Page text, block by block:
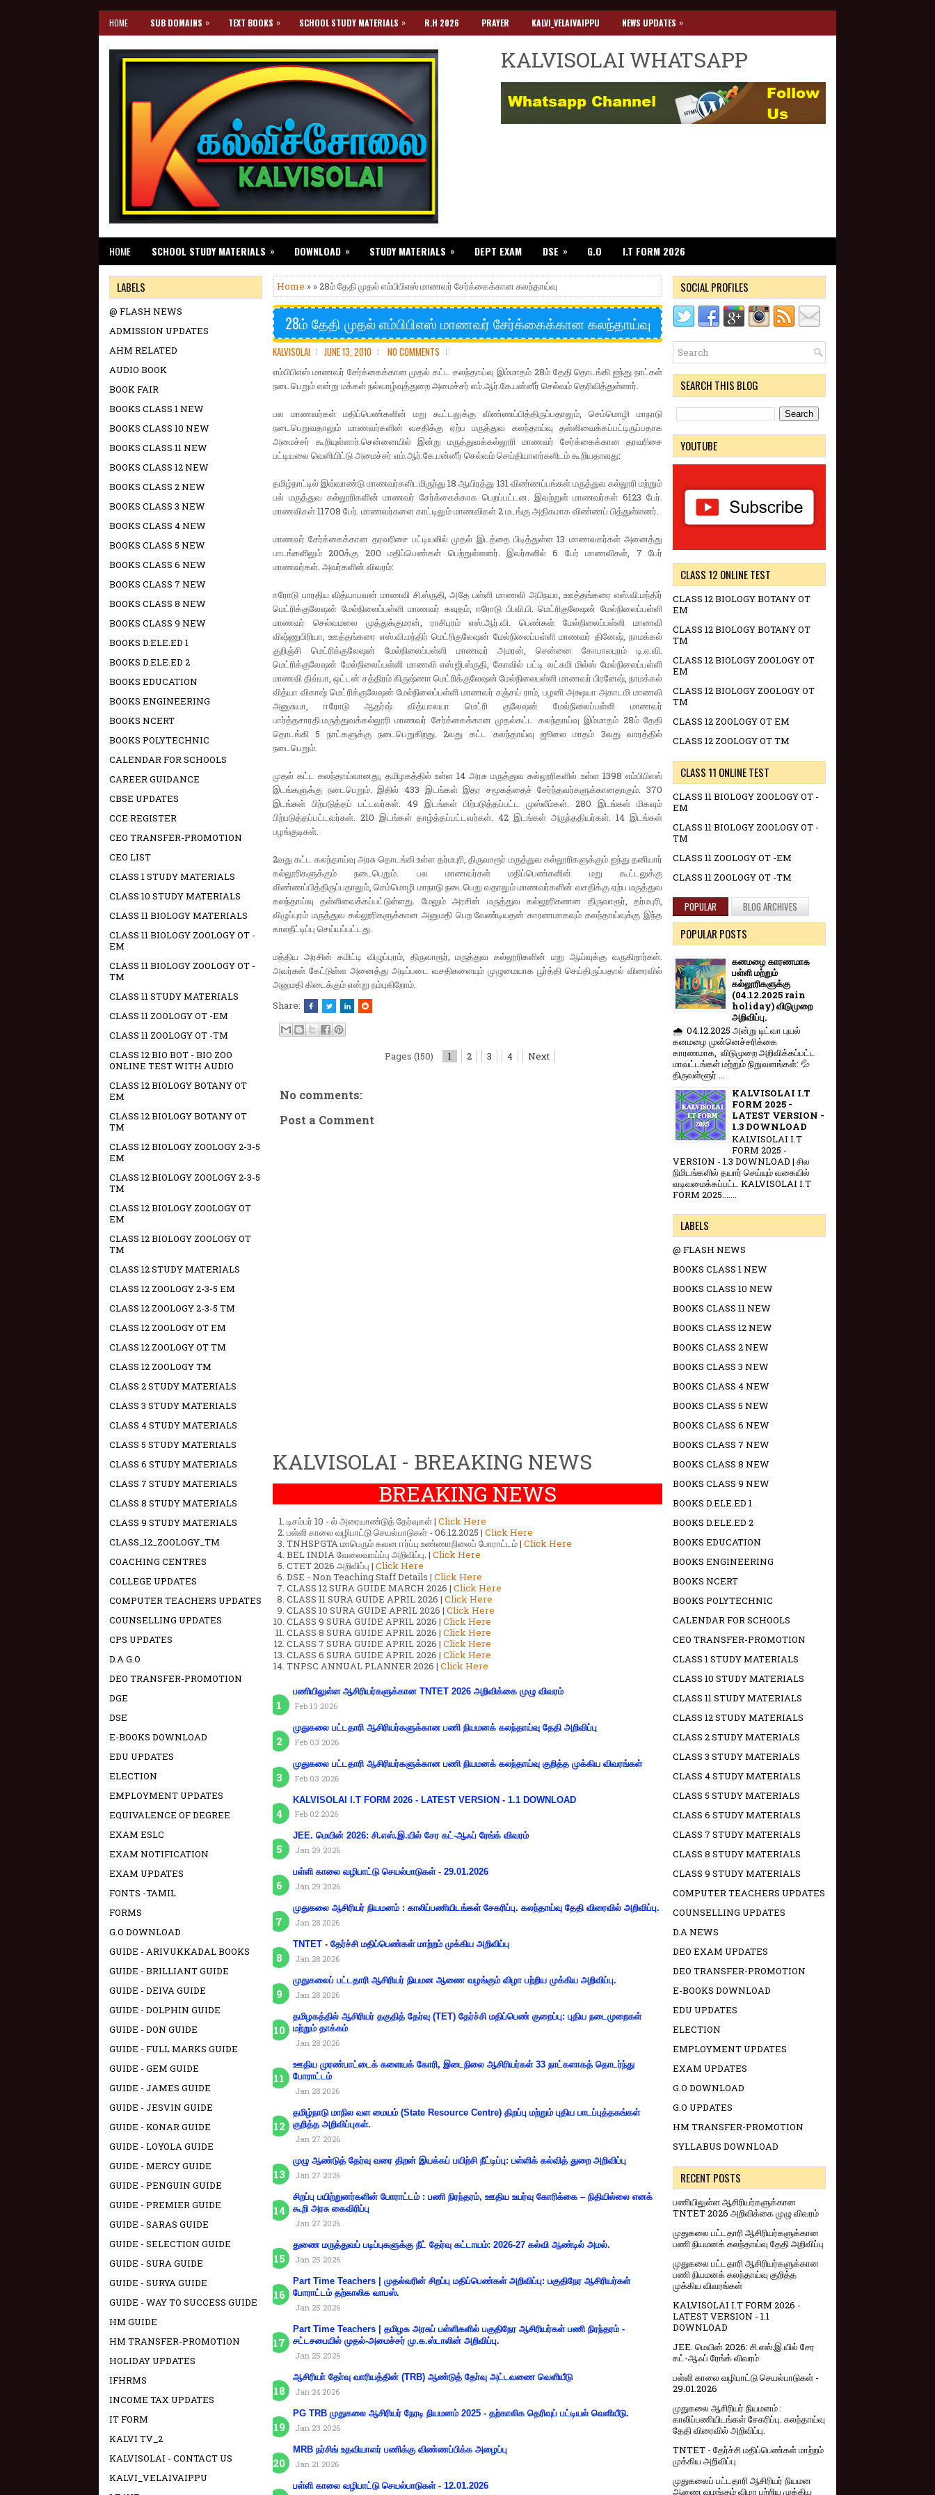
HOME SUB DOMAINS » TEXT BOOKS » SCHOOL STUDY MATERIALS » R.H 2026 PRAYER KALVI_VELAIVAIPPU NEWS UPDATES »
KALVISOLAI WHATSAPP
HOME SCHOOL STUDY MATERIALS » DOWNLOAD » STUDY MATERIALS » DEPT EXAM DSE » G.O I.T FORM 2026
Home » » 28ம் தேதி முதல் எம்பிபிஎஸ் மாணவர் சேர்க்கைக்கான கலந்தாய்வு
28ம் தேதி முதல் எம்பிபிஎஸ் மாணவர் சேர்க்கைக்கான கலந்தாய்வு
KALVISOLAI JUNE 13, 2010 NO COMMENTS
எம்பிபிஎஸ் மாணவர் சேர்க்கைக்கான முதல் கட்ட கலந்தாய்வு இம்மாதம் 28ம் தேதி தொடங்கி ஐந்து நாட்கள்
நடைபெறும் என்று மக்கள் நல்வாழ்வுத்துறை அமைச்சர் எம்.ஆர்.கே.பன்னீர் செல்வம் தெரிவித்துள்ளார்.
பல மாணவர்கள் மதிப்பெண்களின் மறு கூட்டலுக்கு விண்ணப்பித்திருப்பதாலும், செம்மொழி மாநாடு
நடைபெறுவதாலும் மாணவர்களின் வசதிக்கு ஏற்ப மருத்துவ கலந்தாய்வு தள்ளிவைக்கப்பட்டிருப்பதாக
அமைச்சர் கூறியுள்ளார்.சென்னையில் இன்று மருத்துவக்கல்லூரி மாணவர் சேர்க்கைக்கான தரவரிசை
பட்டியலை வெளியிட்டு அமைச்சர் எம்.ஆர்.கே.பன்னீர் செல்வம் செய்தியாளர்களிடம் கூறியதாவது:
தமிழ்நாட்டில் இவ்வாண்டு மாணவர்களிடமிருந்து 18 ஆயிரத்து 131 விண்ணப்பங்கள் மருத்துவ கல்லூரி மற்றும்
பல் மருத்துவ கல்லூரிகளின் மாணவர் சேர்க்கைக்காக பெறப்பட்டன. இவற்றுள் மாணவர்கள் 6123 பேர்.
மாணவிகள் 11708 பேர். மாணவர்களை காட்டிலும் மாணவிகள் 2 மடங்கு அதிகமாக விண்ணப் பித்துள்ளனர்.
மாணவர் சேர்க்கைக்கான தரவரிசை பட்டியலில் முதல் இடத்தை பிடித்துள்ள 13 மாணவகர்கள் அனைத்து
பாடங்களிலும் 200க்கு 200 மதிப்பெண்கள் பெற்றுள்ளனர். இவர்களில் 6 பேர் மாணவிகள், 7 பேர்
மாணவர்கள். அவர்களின் விவரம்:
ஈரோடு பாரதிய வித்யாபவன் மாணவி சி.ஸ்ருதி, அதே பள்ளி மாணவி அபிநயா, ஊத்தங்கரை எஸ்.வி.மந்திர்
மெட்ரிக்குலேஷன் மேல்நிலைப்பள்ளி மாணவர் கவுதம், ஈரோடு பி.வி.பி. மெட்ரிகுலேஷன் மேல்நிலைப்பள்ளி
மாணவர் செல்வமலை முத்துக்குமரன், ராசிபுரம் எஸ்.ஆர்.வி. பெண்கள் மேல்நிலைப்பள்ளி மாணவி
விஷ்ணுபிரியா, ஊத்தங்கரை எஸ்.வி.மந்திர் மெட்ரிகுலேஷன் மேல்நிலைப்பள்ளி மாணவர் தினேஷ், நாமக்கல்
குறிஞ்சி மெட்ரிக்குலேஷன் மேல்நிலைப்பள்ளி மாணவர் அமரன், சென்னை கோபாலபுரம் டி.ஏ.வி.
மெட்ரிக்குலேஷன் மேல்நிலைப்பள்ளி மாணவி எஸ்.ஜி.ஸ்ருதி, கோவில் பட்டி லட்சுமி மில்ஸ் மேல்நிலைப்பள்ளி
மாணவி திவ்யா, ஒட்டன் சத்திரம் கிருஷ்ணா மெட்ரிக்குலேஷன் மேல்நிலைபள்ளி மாணவர் பிரனேஷ், நாமக்கல்
வித்யா விகாஷ் மெட்ரிக்குலேஷன் மேல்நிலைப்பள்ளி மாணவர் சஞ்சய் ராம், பழனி அக்ஷயா அகாடமி மாணவி
அனுசுயா, ஈரோடு ஆதர்ஷ் வித்யாலயா மெட்ரி குலேஷன் மேல்நிலைப்பள்ளி மாணவர்
பார்த்தசாரதி.மருத்துவக்கல்லூரி மாணவர் சேர்க்கைக்கான முதல்கட்ட கலந்தாய்வு இம்மாதம் 28ம் தேதி
தொடங்கி 5 நாட்களுக்கு நடைபெறுகிறது. 2வது கட்ட கலந்தாய்வு ஜூலை மாதம் 3வது வாரத்தில்
நடைபெறும்.
முதல் கட்ட கலந்தாய்வானது, தமிழகத்தில் உள்ள 14 அரசு மருத்துவ கல்லூரிகளில் உள்ள 1398 எம்பிபிஎஸ்
இடங்களுக்கு நடைபெறும். இதில் 433 இடங்கள் இதர சமூகத்தைச் சேர்ந்தவர்களுக்கானதாகும். 370
இடங்கள் பிற்படுத்தப் பட்டவர்கள். 49 இடங்கள் பிற்படுத்தப்பட்ட முஸ்லீம்கள். 280 இடங்கள் மிகவும்
பிற்படுத்தப்பட்டவர்கள். 210 இடங்கள் தாழ்த்தப்பட்டவர்கள். 42 இடங்கள் அருந்ததியர்கள். 14 இடங்கள்
பழங்குடிகள்.
2வது கட்ட கலந்தாய்வு அரசு தொடங்கி உள்ள தர்மபுரி, திருவாரூர் மருத்துவ கல்லூரிகளுக்கும் ஐந்து தனியார்
கல்லூரிகளுக்கும் நடைபெறும். பல மாணவர்கள் மதிப்பெண்களின் மறு கூட்டலுக்கு
விண்ணப்பித்திருப்பதாலும், செம்மொழி மாநாடு நடைபெறு வதாலும் மாணவர்களின் வசதிக்கு ஏற்ப மருத்துவ
கலந்தாய்வு தள்ளிவைக்கப்பட்டுள்ளது. மேலும் அரசின் மருத்துவ கல்லூரிகளான திருவாரூர், தர்மபுரி,
விழுப்புரம் மருத்துவ கல்லூரிகளுக்கான அனுமதி பெற வேண்டியதன் காரணமாகவும் கலந்தாய்வுக்கு இந்த
காலநீட்டிப்பு செய்யப்பட்டது.
மத்திய அரசின் கமிட்டி விழுப்புரம், திருவாரூர், மருத்துவ கல்லூரிகளின் மறு ஆய்வுக்கு வருகிறார்கள்.
அவர்கள் கேட்டுள்ள அனைத்து அடிப்படை வசதிகளையும் முழுமையாக பூர்த்தி செய்திருப்பதால் விரைவில்
அனுமதி கிடைக்கும் என்று நம்புகிறோம்.
Share:
Pages (150) 1 2 3 4 Next
No comments:
Post a Comment
KALVISOLAI - BREAKING NEWS
BREAKING NEWS
டிசம்பர் 10 - ல் அரையாண்டுத் தேர்வுகள் | Click Here
பள்ளி காலை வழிபாட்டு செயல்பாடுகள் - 06.12.2025 | Click Here
TNHSPGTA மாபெரும் கவன ஈர்ப்பு உண்ணாநிலைப் போராட்டம் | Click Here
BEL INDIA வேலைவாய்ப்பு அறிவிப்பு. | Click Here
CTET 2026 அறிவிப்பு | Click Here
DSE - Non Teaching Staff Details | Click Here
CLASS 12 SURA GUIDE MARCH 2026 | Click Here
CLASS 11 SURA GUIDE APRIL 2026 | Click Here
CLASS 10 SURA GUIDE APRIL 2026 | Click Here
CLASS 9 SURA GUIDE APRIL 2026 | Click Here
CLASS 8 SURA GUIDE APRIL 2026 | Click Here
CLASS 7 SURA GUIDE APRIL 2026 | Click Here
CLASS 6 SURA GUIDE APRIL 2026 | Click Here
TNPSC ANNUAL PLANNER 2026 | Click Here
பணியிலுள்ள ஆசிரியர்களுக்கான TNTET 2026 அறிவிக்கை முழு விவரம்
Feb 13 2026
முதுகலை பட்டதாரி ஆசிரியர்களுக்கான பணி நியமனக் கலந்தாய்வு தேதி அறிவிப்பு
Feb 03 2026
முதுகலை பட்டதாரி ஆசிரியர்களுக்கான பணி நியமனக் கலந்தாய்வு குறித்த முக்கிய விவரங்கள்
Feb 03 2026
KALVISOLAI I.T FORM 2026 - LATEST VERSION - 1.1 DOWNLOAD
Feb 02 2026
JEE. மெயின் 2026: சி.எஸ்.இ.யில் சேர கட்-ஆஃப் ரேங்க் விவரம்
Jan 29 2026
பள்ளி காலை வழிபாட்டு செயல்பாடுகள் - 29.01.2026
Jan 29 2026
முதுகலை ஆசிரியர் நியமனம் : காலிப்பணியிடங்கள் சேகரிப்பு. கலந்தாய்வு தேதி விரைவில் அறிவிப்பு.
Jan 28 2026
TNTET - தேர்ச்சி மதிப்பெண்கள் மாற்றம் முக்கிய அறிவிப்பு
Jan 28 2026
முதுகலைப் பட்டதாரி ஆசிரியர் நியமன ஆணை வழங்கும் விழா பற்றிய முக்கிய அறிவிப்பு.
Jan 28 2026
தமிழகத்தில் ஆசிரியர் தகுதித் தேர்வு (TET) தேர்ச்சி மதிப்பெண் குறைப்பு: புதிய நடைமுறைகள்
மற்றும் தாக்கம்
Jan 28 2026
ஊதிய முரண்பாட்டைக் களையக் கோரி, இடைநிலை ஆசிரியர்கள் 33 நாட்களாகத் தொடர்ந்து
போராட்டம்
Jan 28 2026
தமிழ்நாடு மாநில வள மையம் (State Resource Centre) திறப்பு மற்றும் புதிய பாடப்புத்தகங்கள்
குறித்த அறிவிப்புகள்.
Jan 27 2026
முழு ஆண்டுத் தேர்வு வரை திறன் இயக்கப் பயிற்சி நீட்டிப்பு: பள்ளிக் கல்வித் துறை அறிவிப்பு
Jan 27 2026
சிறப்பு பயிற்றுனர்களின் போராட்டம் : பணி நிரந்தரம், ஊதிய உயர்வு கோரிக்கை – நிதியில்லை எனக்
கூறி அரசு கைவிரிப்பு
Jan 27 2026
துணை மருத்துவப் படிப்புகளுக்கு நீட் தேர்வு கட்டாயம்: 2026-27 கல்வி ஆண்டில் அமல்.
Jan 25 2026
Part Time Teachers | முதல்வரின் சிறப்பு மதிப்பெண்கள் அறிவிப்பு: பகுதிநேர ஆசிரியர்கள்
போராட்டம் தற்காலிக வாபஸ்.
Jan 25 2026
Part Time Teachers | தமிழக அரசுப் பள்ளிகளில் பகுதிநேர ஆசிரியர்கள் பணி நிரந்தரம் -
சட்டசபையில் முதல்-அமைச்சர் மு.க.ஸ்டாலின் அறிவிப்பு.
Jan 25 2026
ஆசிரியா் தோ்வு வாரியத்தின் (TRB) ஆண்டுத் தோ்வு அட்டவணை வெளியீடு
Jan 24 2026
PG TRB முதுகலை ஆசிரியர் நேரடி நியமனம் 2025 - தற்காலிக தெரிவுப் பட்டியல் வெளியீடு.
Jan 23 2026
MRB நர்சிங் உதவியாளர் பணிக்கு விண்ணப்பிக்க அழைப்பு
Jan 21 2026
பள்ளி காலை வழிபாட்டு செயல்பாடுகள் - 12.01.2026
LABELS
@ FLASH NEWS
ADMISSION UPDATES
AHM RELATED
AUDIO BOOK
BOOK FAIR
BOOKS CLASS 1 NEW
BOOKS CLASS 10 NEW
BOOKS CLASS 11 NEW
BOOKS CLASS 12 NEW
BOOKS CLASS 2 NEW
BOOKS CLASS 3 NEW
BOOKS CLASS 4 NEW
BOOKS CLASS 5 NEW
BOOKS CLASS 6 NEW
BOOKS CLASS 7 NEW
BOOKS CLASS 8 NEW
BOOKS CLASS 9 NEW
BOOKS D.ELE.ED 1
BOOKS D.ELE.ED 2
BOOKS EDUCATION
BOOKS ENGINEERING
BOOKS NCERT
BOOKS POLYTECHNIC
CALENDAR FOR SCHOOLS
CAREER GUIDANCE
CBSE UPDATES
CCE REGISTER
CEO TRANSFER-PROMOTION
CEO LIST
CLASS 1 STUDY MATERIALS
CLASS 10 STUDY MATERIALS
CLASS 11 BIOLOGY MATERIALS
CLASS 11 BIOLOGY ZOOLOGY OT -
EM
CLASS 11 BIOLOGY ZOOLOGY OT -
TM
CLASS 11 STUDY MATERIALS
CLASS 11 ZOOLOGY OT -EM
CLASS 11 ZOOLOGY OT -TM
CLASS 12 BIO BOT - BIO ZOO
ONLINE TEST WITH AUDIO
CLASS 12 BIOLOGY BOTANY OT
EM
CLASS 12 BIOLOGY BOTANY OT
TM
CLASS 12 BIOLOGY ZOOLOGY 2-3-5
EM
CLASS 12 BIOLOGY ZOOLOGY 2-3-5
TM
CLASS 12 BIOLOGY ZOOLOGY OT
EM
CLASS 12 BIOLOGY ZOOLOGY OT
TM
CLASS 12 STUDY MATERIALS
CLASS 12 ZOOLOGY 2-3-5 EM
CLASS 12 ZOOLOGY 2-3-5 TM
CLASS 12 ZOOLOGY OT EM
CLASS 12 ZOOLOGY OT TM
CLASS 12 ZOOLOGY TM
CLASS 2 STUDY MATERIALS
CLASS 3 STUDY MATERIALS
CLASS 4 STUDY MATERIALS
CLASS 5 STUDY MATERIALS
CLASS 6 STUDY MATERIALS
CLASS 7 STUDY MATERIALS
CLASS 8 STUDY MATERIALS
CLASS 9 STUDY MATERIALS
CLASS_12_ZOOLOGY_TM
COACHING CENTRES
COLLEGE UPDATES
COMPUTER TEACHERS UPDATES
COUNSELLING UPDATES
CPS UPDATES
D.A G.O
DEO TRANSFER-PROMOTION
DGE
DSE
E-BOOKS DOWNLOAD
EDU UPDATES
ELECTION
EMPLOYMENT UPDATES
EQUIVALENCE OF DEGREE
EXAM ESLC
EXAM NOTIFICATION
EXAM UPDATES
FONTS -TAMIL
FORMS
G.O DOWNLOAD
GUIDE - ARIVUKKADAL BOOKS
GUIDE - BRILLIANT GUIDE
GUIDE - DEIVA GUIDE
GUIDE - DOLPHIN GUIDE
GUIDE - DON GUIDE
GUIDE - FULL MARKS GUIDE
GUIDE - GEM GUIDE
GUIDE - JAMES GUIDE
GUIDE - JESVIN GUIDE
GUIDE - KONAR GUIDE
GUIDE - LOYOLA GUIDE
GUIDE - MERCY GUIDE
GUIDE - PENGUIN GUIDE
GUIDE - PREMIER GUIDE
GUIDE - SARAS GUIDE
GUIDE - SELECTION GUIDE
GUIDE - SURA GUIDE
GUIDE - SURYA GUIDE
GUIDE - WAY TO SUCCESS GUIDE
HM GUIDE
HM TRANSFER-PROMOTION
HOLIDAY UPDATES
IFHRMS
INCOME TAX UPDATES
IT FORM
KALVI TV_2
KALVISOLAI - CONTACT US
KALVI_VELAIVAIPPU
SOCIAL PROFILES
SEARCH THIS BLOG
YOUTUBE
CLASS 12 ONLINE TEST
CLASS 12 BIOLOGY BOTANY OT
EM
CLASS 12 BIOLOGY BOTANY OT
TM
CLASS 12 BIOLOGY ZOOLOGY OT
EM
CLASS 12 BIOLOGY ZOOLOGY OT
TM
CLASS 12 ZOOLOGY OT EM
CLASS 12 ZOOLOGY OT TM
CLASS 11 ONLINE TEST
CLASS 11 BIOLOGY ZOOLOGY OT -
EM
CLASS 11 BIOLOGY ZOOLOGY OT -
TM
CLASS 11 ZOOLOGY OT -EM
CLASS 11 ZOOLOGY OT -TM
POPULAR BLOG ARCHIVES
POPULAR POSTS
கனமழை காரணமாக
பள்ளி மற்றும்
கல்லூரிகளுக்கு
(04.12.2025 rain
holiday) விடுமுறை
அறிவிப்பு.
🌧️ 04.12.2025 அன்று டிட்வா புயல்
கனமழை முன்னெச்சரிக்கை
காரணமாக, விடுமுறை அறிவிக்கப்பட்ட
மாவட்டங்கள் மற்றும் நிறுவனங்கள்: 💦
திருவள்ளூர் ...
KALVISOLAI I.T
FORM 2025 -
LATEST VERSION -
1.3 DOWNLOAD
KALVISOLAI I.T
FORM 2025 -
VERSION - 1.3 DOWNLOAD | சில
நிமிடங்களில் தயார் செய்யும் வகையில்
வடிவமைக்கப்பட்ட KALVISOLAI I.T
FORM 2025.......
LABELS
@ FLASH NEWS
BOOKS CLASS 1 NEW
BOOKS CLASS 10 NEW
BOOKS CLASS 11 NEW
BOOKS CLASS 12 NEW
BOOKS CLASS 2 NEW
BOOKS CLASS 3 NEW
BOOKS CLASS 4 NEW
BOOKS CLASS 5 NEW
BOOKS CLASS 6 NEW
BOOKS CLASS 7 NEW
BOOKS CLASS 8 NEW
BOOKS CLASS 9 NEW
BOOKS D.ELE.ED 1
BOOKS D.ELE.ED 2
BOOKS EDUCATION
BOOKS ENGINEERING
BOOKS NCERT
BOOKS POLYTECHNIC
CALENDAR FOR SCHOOLS
CEO TRANSFER-PROMOTION
CLASS 1 STUDY MATERIALS
CLASS 10 STUDY MATERIALS
CLASS 11 STUDY MATERIALS
CLASS 12 STUDY MATERIALS
CLASS 2 STUDY MATERIALS
CLASS 3 STUDY MATERIALS
CLASS 4 STUDY MATERIALS
CLASS 5 STUDY MATERIALS
CLASS 6 STUDY MATERIALS
CLASS 7 STUDY MATERIALS
CLASS 8 STUDY MATERIALS
CLASS 9 STUDY MATERIALS
COMPUTER TEACHERS UPDATES
COUNSELLING UPDATES
D.A NEWS
DEO EXAM UPDATES
DEO TRANSFER-PROMOTION
E-BOOKS DOWNLOAD
EDU UPDATES
ELECTION
EMPLOYMENT UPDATES
EXAM UPDATES
G.O DOWNLOAD
G.O UPDATES
HM TRANSFER-PROMOTION
SYLLABUS DOWNLOAD
RECENT POSTS
பணியிலுள்ள ஆசிரியர்களுக்கான
TNTET 2026 அறிவிக்கை முழு விவரம்
முதுகலை பட்டதாரி ஆசிரியர்களுக்கான
பணி நியமனக் கலந்தாய்வு தேதி அறிவிப்பு
முதுகலை பட்டதாரி ஆசிரியர்களுக்கான
பணி நியமனக் கலந்தாய்வு குறித்த
முக்கிய விவரங்கள்
KALVISOLAI I.T FORM 2026 -
LATEST VERSION - 1.1
DOWNLOAD
JEE. மெயின் 2026: சி.எஸ்.இ.யில் சேர
கட்-ஆஃப் ரேங்க் விவரம்
பள்ளி காலை வழிபாட்டு செயல்பாடுகள் -
29.01.2026
முதுகலை ஆசிரியர் நியமனம் :
காலிப்பணியிடங்கள் சேகரிப்பு. கலந்தாய்வு
தேதி விரைவில் அறிவிப்பு.
TNTET - தேர்ச்சி மதிப்பெண்கள் மாற்றம்
முக்கிய அறிவிப்பு
முதுகலைப் பட்டதாரி ஆசிரியர் நியமன
ஆணை வழங்கும் விழா பற்றிய முக்கிய